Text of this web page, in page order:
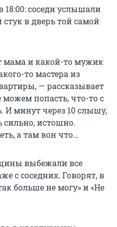
18:00: соседи услышали
в дверь той самой
мама и какой-то мужик
то мастера из
— рассказывает
можем попасть, что-то с
И минут через 10 слышу,
сильно, истошно.
а там вон что…
выбежали все
с соседних. Говорят, в
больше не могу» и «Не